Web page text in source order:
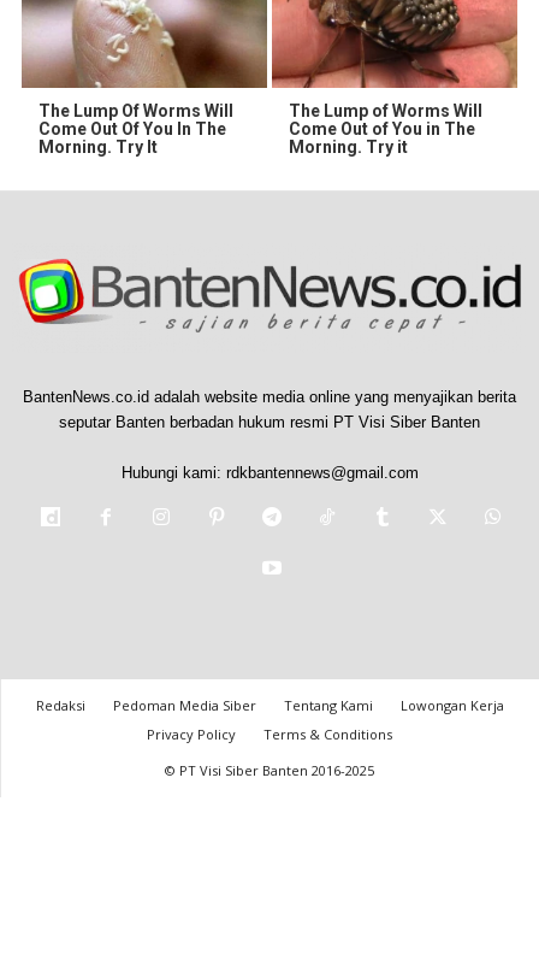
The Lump Of Worms Will
Come Out Of You In The
Morning. Try It
The Lump of Worms Will
Come Out of You in The
Morning. Try it
BantenNews.co.id adalah website media online yang menyajikan berita
seputar Banten berbadan hukum resmi PT Visi Siber Banten
Hubungi kami: rdkbantennews@gmail.com
Redaksi Pedoman Media Siber Tentang Kami
Lowongan Kerja
Privacy Policy
Terms & Conditions
© PT Visi Siber Banten 2016-2025